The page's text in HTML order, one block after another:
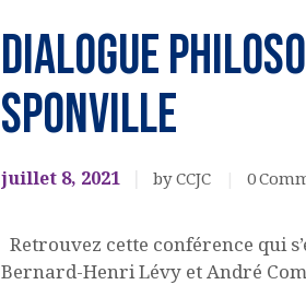
EVENEMENTS
CULTURELS
Dialogue
SPONVILLE
juillet 8, 2021 by CCJC 0
Retrouvez cette conférence qui
Bernard-Henri Lévy et André